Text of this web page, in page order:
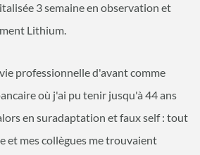
3 semaine en observation et
Lithium.
professionnelle d'avant comme
où j'ai pu tenir jusqu'à 44 ans
en suradaptation et faux self : tout
et mes collègues me trouvaient